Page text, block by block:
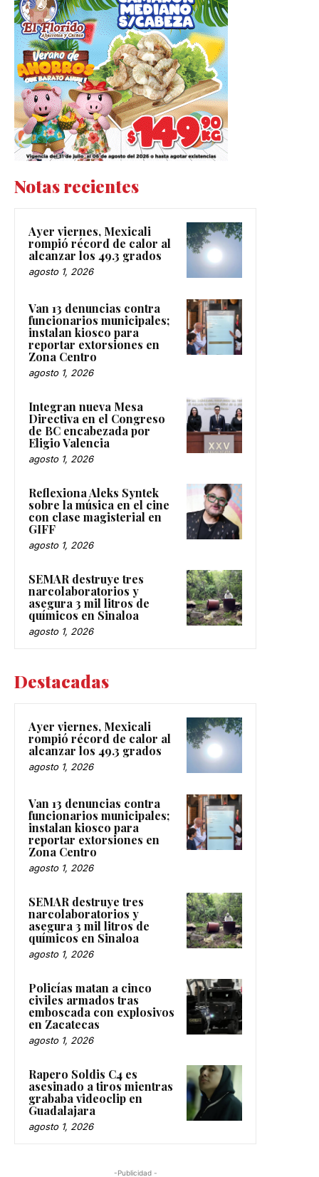
Notas recientes
Ayer viernes, Mexicali
rompió récord de calor al
alcanzar los 49.3 grados
agosto 1, 2026
Van 13 denuncias contra
funcionarios municipales;
instalan kiosco para
reportar extorsiones en
Zona Centro
agosto 1, 2026
Integran nueva Mesa
Directiva en el Congreso
de BC encabezada por
Eligio Valencia
agosto 1, 2026
Reflexiona Aleks Syntek
sobre la música en el cine
con clase magisterial en
GIFF
agosto 1, 2026
SEMAR destruye tres
narcolaboratorios y
asegura 3 mil litros de
químicos en Sinaloa
agosto 1, 2026
Destacadas
Ayer viernes, Mexicali
rompió récord de calor al
alcanzar los 49.3 grados
agosto 1, 2026
Van 13 denuncias contra
funcionarios municipales;
instalan kiosco para
reportar extorsiones en
Zona Centro
agosto 1, 2026
SEMAR destruye tres
narcolaboratorios y
asegura 3 mil litros de
químicos en Sinaloa
agosto 1, 2026
Policías matan a cinco
civiles armados tras
emboscada con explosivos
en Zacatecas
agosto 1, 2026
Rapero Soldis C4 es
asesinado a tiros mientras
grababa videoclip en
Guadalajara
agosto 1, 2026
-Publicidad -